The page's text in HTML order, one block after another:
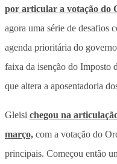
por articular a votação do
agora uma série de desafios
agenda prioritária do
faixa da isenção do Imposto
que altera a aposentadoria
Gleisi chegou na
março, com a votação do
principais. Começou então